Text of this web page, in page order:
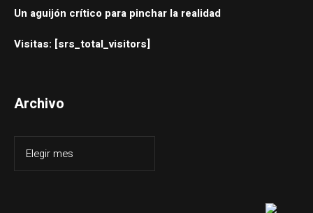
Un aguijón crítico para pinchar la realidad
Visitas: [srs_total_visitors]
Archivo